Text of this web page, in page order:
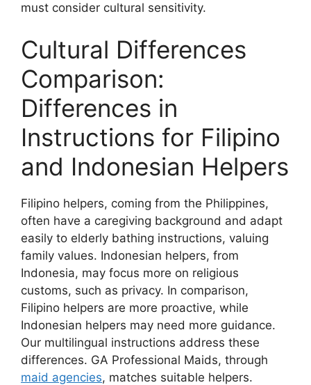
must consider cultural sensitivity.
Cultural Differences
Comparison:
Differences in
Instructions for Filipino
and Indonesian Helpers
Filipino helpers, coming from the Philippines,
often have a caregiving background and adapt
easily to elderly bathing instructions, valuing
family values. Indonesian helpers, from
Indonesia, may focus more on religious
customs, such as privacy. In comparison,
Filipino helpers are more proactive, while
Indonesian helpers may need more guidance.
Our multilingual instructions address these
differences. GA Professional Maids, through
maid agencies, matches suitable helpers.